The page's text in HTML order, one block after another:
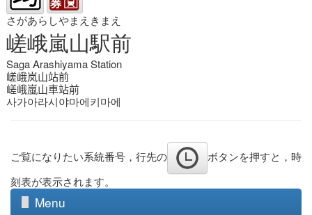
さがあらしやまえきまえ
嵯峨嵐山駅前
Saga Arashiyama Station
嵯峨岚山站前
嵯峨嵐山車站前
사가아라시야마에키마에
ご覧になりたい系統番号，行先の
ボタンを押すと，時
刻表が表示されます。
Menu